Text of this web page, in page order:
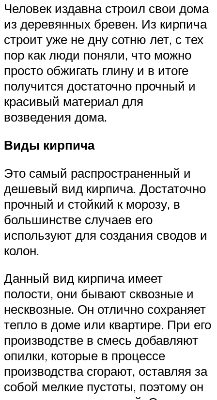
Человек издавна строил свои дома
из деревянных бревен. Из кирпича
строит уже не дну сотню лет, с тех
пор как люди поняли, что можно
просто обжигать глину и в итоге
получится достаточно прочный и
красивый материал для
возведения дома.
Виды кирпича
Это самый распространенный и
дешевый вид кирпича. Достаточно
прочный и стойкий к морозу, в
большинстве случаев его
используют для создания сводов и
колон.
Данный вид кирпича имеет
полости, они бывают сквозные и
несквозные. Он отлично сохраняет
тепло в доме или квартире. При его
производстве в смесь добавляют
опилки, которые в процессе
производства сгорают, оставляя за
собой мелкие пустоты, поэтому он